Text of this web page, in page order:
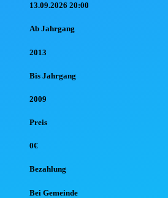
13.09.2026 20:00
Ab Jahrgang
2013
Bis Jahrgang
2009
Preis
0€
Bezahlung
Bei Gemeinde